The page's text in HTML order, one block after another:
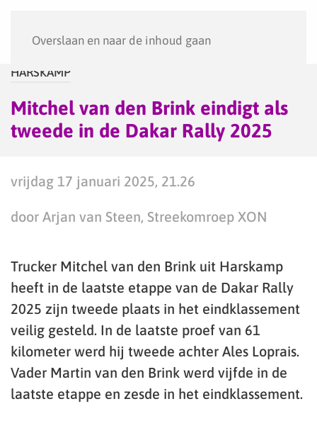
Overslaan en naar de inhoud gaan
HARSKAMP
Mitchel van den Brink eindigt als
tweede in de Dakar Rally 2025
vrijdag 17 januari 2025, 21.26
door Arjan van Steen, Streekomroep XON
Trucker Mitchel van den Brink uit Harskamp
heeft in de laatste etappe van de Dakar Rally
2025 zijn tweede plaats in het eindklassement
veilig gesteld. In de laatste proef van 61
kilometer werd hij tweede achter Ales Loprais.
Vader Martin van den Brink werd vijfde in de
laatste etappe en zesde in het eindklassement.